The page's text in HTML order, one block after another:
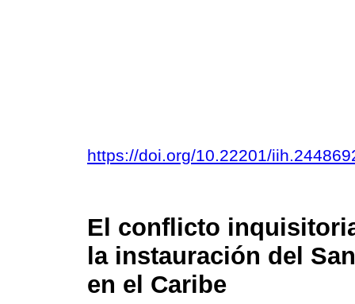
https://doi.org/10.22201/
El conflicto
la instauración del
en el Caribe